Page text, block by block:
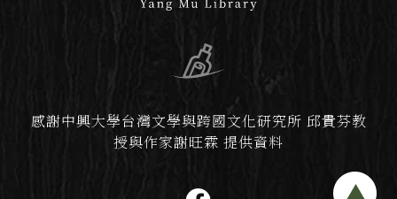
感謝中興大學台灣文學與跨國文化研究所 邱貴芬教
授與作家謝旺霖 提供資料